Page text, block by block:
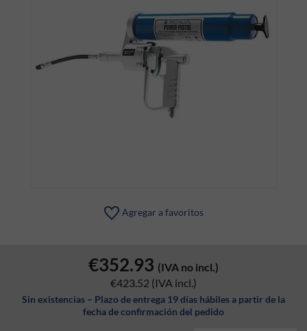
Agregar a favoritos
€352.93 (IVA no incl.)
€423.52 (IVA incl.)
Sin existencias – Plazo de entrega 19 días hábiles a partir de la
fecha de confirmación del pedido